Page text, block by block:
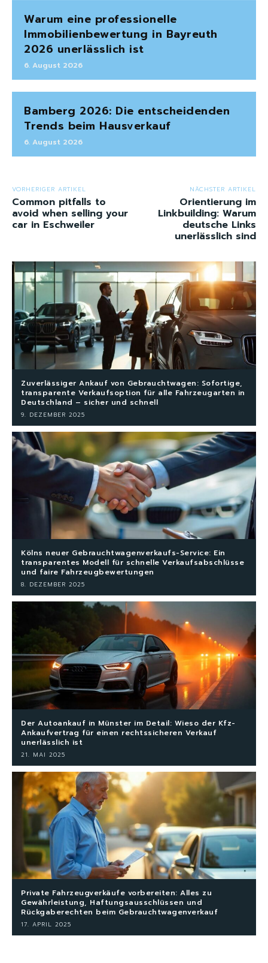
Warum eine professionelle
Immobilienbewertung in Bayreuth
2026 unerlässlich ist
6. August 2026
Bamberg 2026: Die entscheidenden
Trends beim Hausverkauf
6. August 2026
VORHERIGER ARTIKEL
Common pitfalls to
avoid when selling your
car in Eschweiler
NÄCHSTER ARTIKEL
Orientierung im
Linkbuilding: Warum
deutsche Links
unerlässlich sind
Zuverlässiger Ankauf von Gebrauchtwagen: Sofortige,
transparente Verkaufsoption für alle Fahrzeugarten in
Deutschland – sicher und schnell
9. DEZEMBER 2025
Kölns neuer Gebrauchtwagenverkaufs-Service: Ein
transparentes Modell für schnelle Verkaufsabschlüsse
und faire Fahrzeugbewertungen
8. DEZEMBER 2025
Der Autoankauf in Münster im Detail: Wieso der Kfz-
Ankaufvertrag für einen rechtssicheren Verkauf
unerlässlich ist
21. MAI 2025
Private Fahrzeugverkäufe vorbereiten: Alles zu
Gewährleistung, Haftungsausschlüssen und
Rückgaberechten beim Gebrauchtwagenverkauf
17. APRIL 2025